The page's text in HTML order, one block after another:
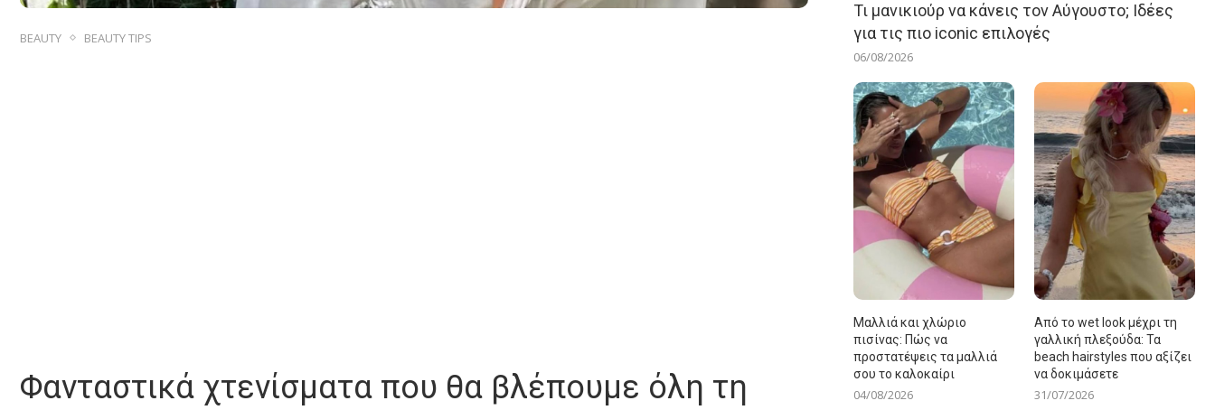
BEAUTY BEAUTY TIPS
Φανταστικά χτενίσματα που θα βλέπουμε όλη τη
Τι μανικιούρ να κάνεις τον Αύγουστο; Ιδέες
για τις πιο iconic επιλογές
06/08/2026
Μαλλιά και χλώριο
πισίνας: Πώς να
προστατέψεις τα μαλλιά
σου το καλοκαίρι
04/08/2026
Από το wet look μέχρι τη
γαλλική πλεξούδα: Τα
beach hairstyles που αξίζει
να δοκιμάσετε
31/07/2026